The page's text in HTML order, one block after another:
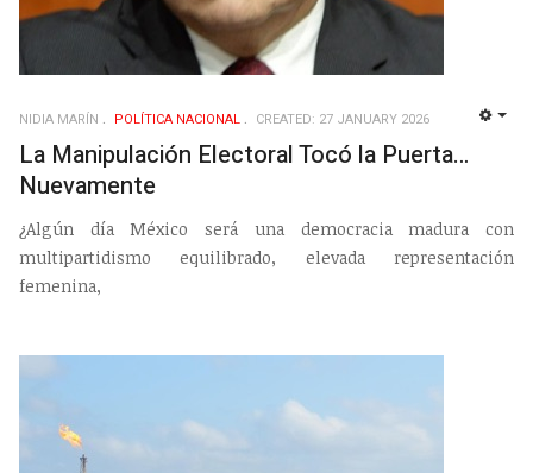
NIDIA MARÍN POLÍ­TICA NACIONAL CREATED: 27 JANUARY 2026
La Manipulación Electoral Tocó la Puerta…
Nuevamente
¿Algún día México será una democracia madura con
multipartidismo equilibrado, elevada representación
femenina,